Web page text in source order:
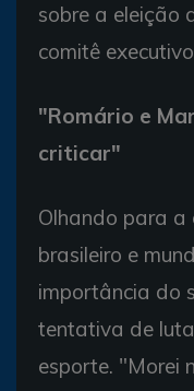
sobre a eleição
comitê
"Romário e
criticar"
Olhando para a
brasileiro e
importância do
tentativa de
esporte. "Morei